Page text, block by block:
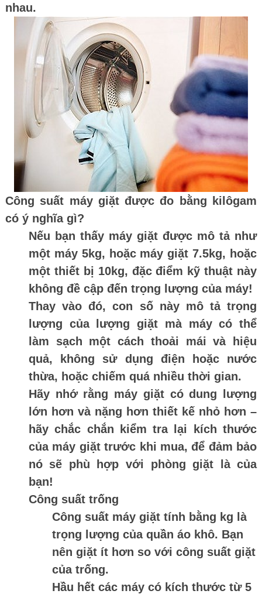
nhau.
Công suất máy giặt được đo bằng kilôgam
có ý nghĩa gì?
Nếu bạn thấy máy giặt được mô tả như
một máy 5kg, hoặc máy giặt 7.5kg, hoặc
một thiết bị 10kg, đặc điểm kỹ thuật này
không đề cập đến trọng lượng của máy!
Thay vào đó, con số này mô tả trọng
lượng của lượng giặt mà máy có thể
làm sạch một cách thoải mái và hiệu
quả, không sử dụng điện hoặc nước
thừa, hoặc chiếm quá nhiều thời gian.
Hãy nhớ rằng máy giặt có dung lượng
lớn hơn và nặng hơn thiết kế nhỏ hơn –
hãy chắc chắn kiểm tra lại kích thước
của máy giặt trước khi mua, để đảm bảo
nó sẽ phù hợp với phòng giặt là của
bạn!
Công suất trống
Công suất máy giặt tính bằng kg là
trọng lượng của quần áo khô. Bạn
nên giặt ít hơn so với công suất giặt
của trống.
Hầu hết các máy có kích thước từ 5